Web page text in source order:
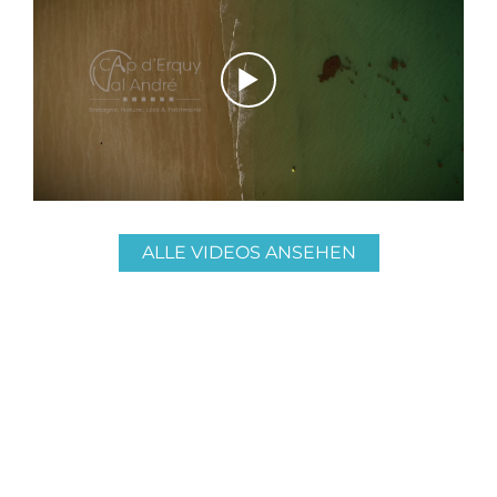
ALLE VIDEOS ANSEHEN